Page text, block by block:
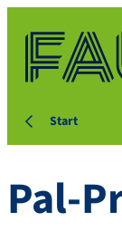
Start
Pal-